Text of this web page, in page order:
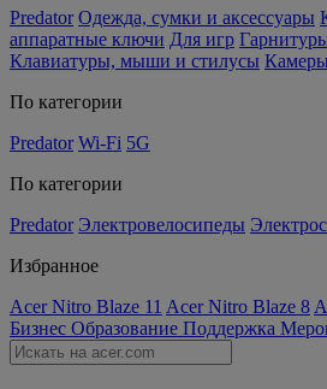
Predator Одежда, сумки и аксессуары
аппаратные ключи Для игр
Клавиатуры, мыши и стилусы Камеры
По категории
Predator Wi-Fi 5G
По категории
Predator Электровелосипеды
Избранное
Acer Nitro Blaze 11 Acer Nitro Blaze 8
Бизнес Образование Поддержка